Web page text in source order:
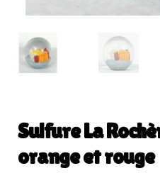
Sulfure La
orange et rouge